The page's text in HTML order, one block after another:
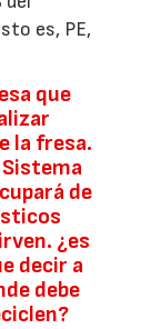
es, PE,
que
la fresa.
de
¿es
decir a
debe